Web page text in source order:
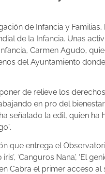
de Infancia y
de la Infancia. Unas
Carmen Agudo,
del Ayuntamiento
de relieve los
en pro del
señalado la edil, quien
que entrega el
‘Canguros Nana’, ‘El
Cabra el primer acceso